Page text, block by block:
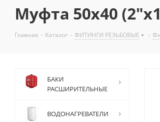
Муфта 50х40
Главная - Каталог - ФИТИНГИ РЕЗЬБОВЫЕ -
БАКИ
РАСШИРИТЕЛЬНЫЕ
ВОДОНАГРЕВАТЕЛИ